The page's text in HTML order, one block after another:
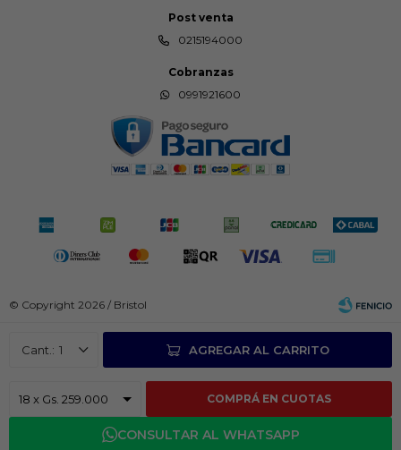
1 AGREGAR AL CARRITO
COMPRÁ EN CUOTAS
CONSULTAR AL WHATSAPP
Post venta
0215194000
Cobranzas
0991921600
© Copyright 2026 / Bristol